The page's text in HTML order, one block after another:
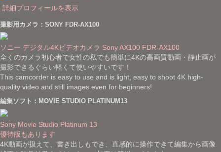
詳細プロフィールを表示
撮影用カメラ：SONY FDR-AX100
ソニー デジタル4Kビデオカメラ Sony AX100 FDR-AX100
全くのカメラ初心者で女性の私でも簡単に4Kの高画質動画・静止画が
撮影できるぐらい軽くて使いやすいです！
This camcorder is easy to use and is light, easy to shoot 4K high-
quality video and still images even for beginners!
編集ソフト：MOVIE STUDIO PLATINUM13
Sony Movie Studio Platinum 13
優待版もあります
4K動画が扱えて、書き出しもでき、直感的に操作できて編集から画像